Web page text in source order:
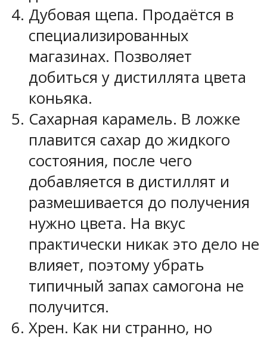
Дубовая щепа. Продаётся в
специализированных
магазинах. Позволяет
добиться у дистиллята цвета
коньяка.
Сахарная карамель. В ложке
плавится сахар до жидкого
состояния, после чего
добавляется в дистиллят и
размешивается до получения
нужно цвета. На вкус
практически никак это дело не
влияет, поэтому убрать
типичный запах самогона не
получится.
Хрен. Как ни странно, но